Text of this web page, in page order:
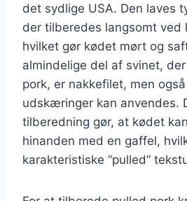
det sydlige USA. Den laves
der tilberedes langsomt ved
hvilket gør kødet mørt og
almindelige del af svinet,
pork, er nakkefilet, men
udskæringer kan anvendes.
tilberedning gør, at kødet
hinanden med en gaffel,
karakteristiske “pulled”